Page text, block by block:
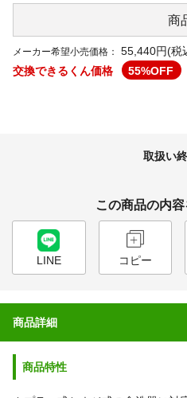
商
メーカー希望小売価格：
55,440円(税
交換できるくん価格
55%OFF
取扱い
この商品の内
LINE コピー
商品詳細
商品特性